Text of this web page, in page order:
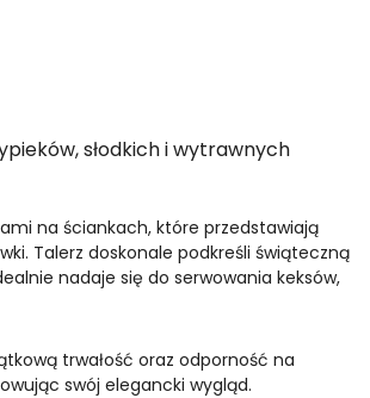
słodkich i wytrawnych
na ściankach, które przedstawiają
Talerz doskonale podkreśli świąteczną
nadaje się do serwowania keksów,
trwałość oraz odporność na
swój elegancki wygląd.